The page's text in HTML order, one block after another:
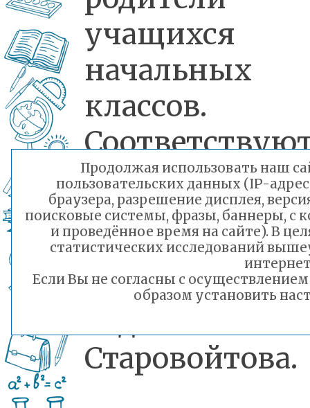
учащихся
начальных
классов.
ли
требуемым
качествам
-
Старовойтова.
Продолжая использовать наш
пользовательских данных (IP-
браузера, разрешение дисплея,
поисковые системы, фразы, баннеры, с
и проведённое время на сайте). В
статистических исследований
Если Вы не согласны с
образом установить